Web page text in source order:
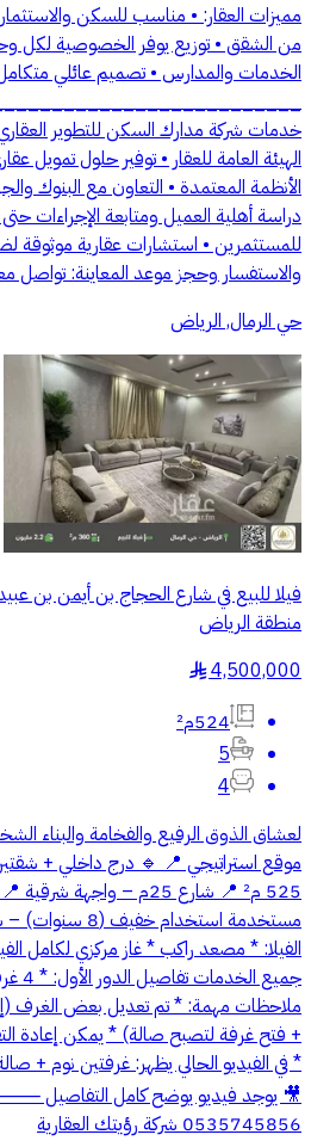
مميزات العقار: • مناسب للسكن
من الشقق • توزيع يوفر الخصوصية لكل
الخدمات والمدارس • تصميم عائلي
🏢
خدمات شركة مدارك السكن للتطوير
الهيئة العامة للعقار • توفير حلول
الأنظمة المعتمدة • التعاون مع البنوك
دراسة أهلية العميل ومتابعة الإجراءات حتى
للمستثمرين • استشارات عقارية موثوقة
والاستفسار وحجز موعد المعاينة: تواصل
حي الرمال, الرياض
فيلا للبيع في شارع الحجاج بن أيمن بن
منطقة الرياض
4,500,000
§
524م²
5
4
لعشاق الذوق الرفيع والفخامة والبناء
موقع استراتيجي 📍 🔹 درج داخلي +
525 م² 📍 شارع 25م –
مستخدمة
الفيلا: * مصعد راكب * غاز مركزي لكامل
جميع
ملاحظات مهمة: * تم تعديل بعض الغرف
+ فتح غرفة لتصبح صالة) * يمكن إعادة
🎥 يوجد فيديو يوضح كامل التفاصيل
0535745856 شركة رؤيتك العقارية